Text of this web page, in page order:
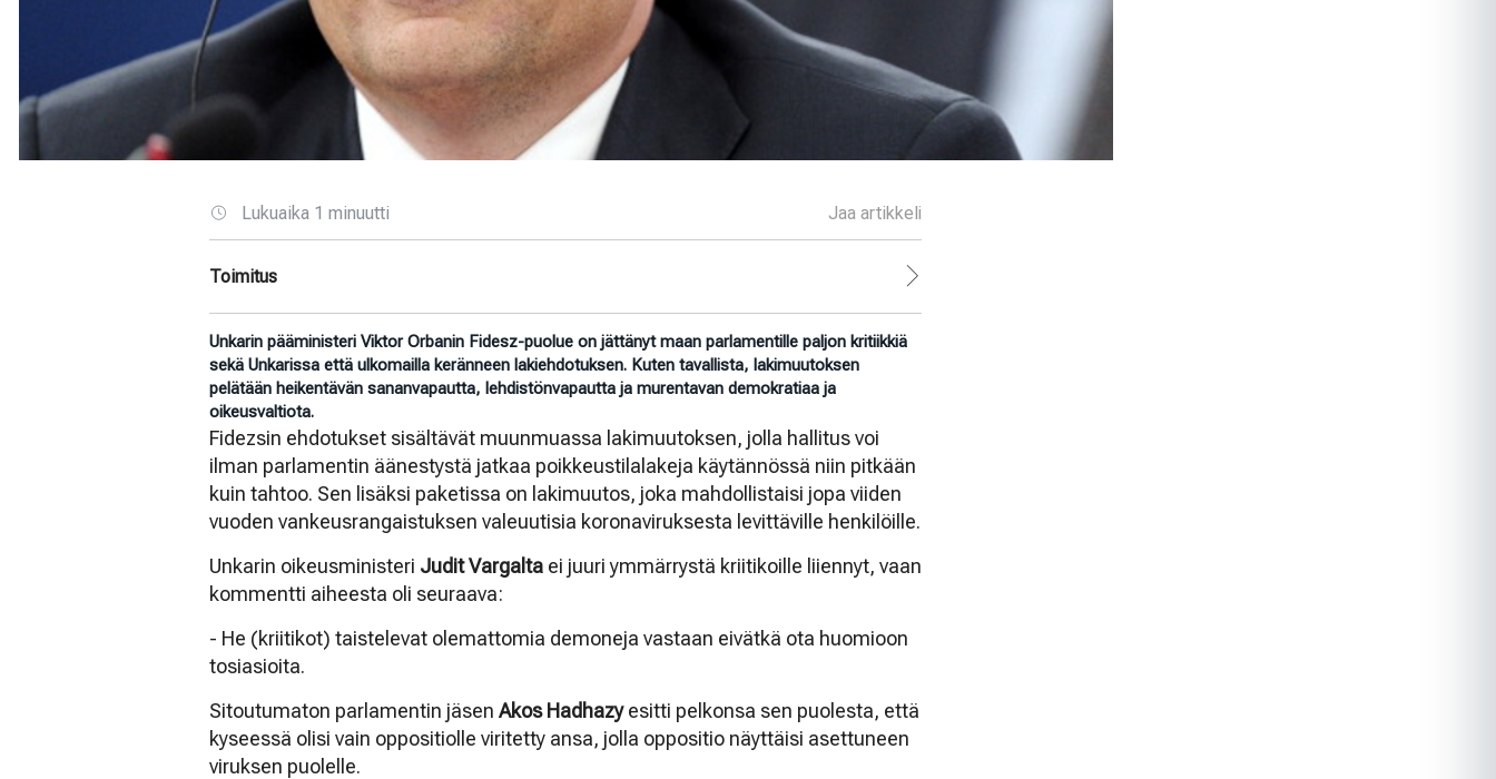
Lukuaika 1 minuutti Jaa artikkeli
Toimitus
Unkarin pääministeri Viktor Orbanin Fidesz-puolue on jättänyt maan parlamentille paljon kritiikkiä
sekä Unkarissa että ulkomailla keränneen lakiehdotuksen. Kuten tavallista, lakimuutoksen
pelätään heikentävän sananvapautta, lehdistönvapautta ja murentavan demokratiaa ja
oikeusvaltiota.
Fidezsin ehdotukset sisältävät muunmuassa lakimuutoksen, jolla hallitus voi
ilman parlamentin äänestystä jatkaa poikkeustilalakeja käytännössä niin pitkään
kuin tahtoo. Sen lisäksi paketissa on lakimuutos, joka mahdollistaisi jopa viiden
vuoden vankeusrangaistuksen valeuutisia koronaviruksesta levittäville henkilöille.
Unkarin oikeusministeri Judit Vargalta ei juuri ymmärrystä kriitikoille liiennyt, vaan
kommentti aiheesta oli seuraava:
- He (kriitikot) taistelevat olemattomia demoneja vastaan eivätkä ota huomioon
tosiasioita.
Sitoutumaton parlamentin jäsenAkos Hadhazyesitti pelkonsa sen puolesta, että
kyseessä olisi vain oppositiolle viritetty ansa, jolla oppositio näyttäisi asettuneen
viruksen puolelle.